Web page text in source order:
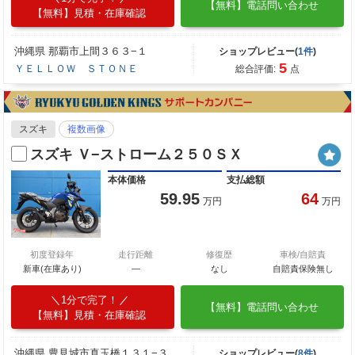
【無料】見積・在庫確認
【無料】電話問い合わせ
沖縄県 那覇市上間３６３−１
ＹＥＬＬＯＷ ＳＴＯＮＥ
ショップレビュー(1件)
総合評価: 5 点
スズキ 複数画像
スズキ Ｖ−ストローム２５０ＳＸ
本体価格
59.95 万円
支払総額
64 万円
初度登録年
新車(在庫あり)
走行距離
―
修復歴
なし
車検/自賠責
自賠責保険無し
1分で完了！
【無料】見積・在庫確認
【無料】電話問い合わせ